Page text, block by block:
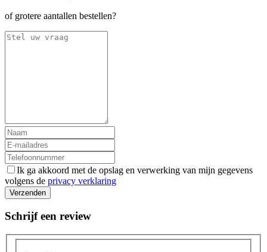
of grotere aantallen bestellen?
Ik ga akkoord met de opslag en verwerking van mijn gegevens
volgens de privacy verklaring
Verzenden
Schrijf een review